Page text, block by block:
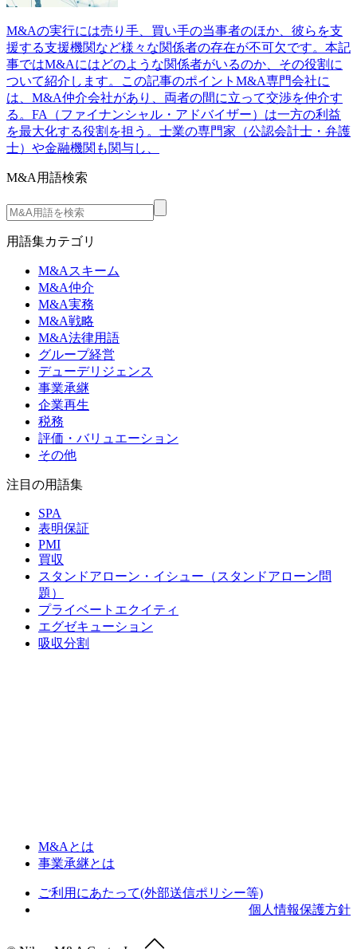
M&Aの実行には売り手、買い手の当事者のほか、彼らを支
援する支援機関など様々な関係者の存在が不可欠です。本記
事ではM&Aにはどのような関係者がいるのか、その役割に
ついて紹介します。この記事のポイントM&A専門会社に
は、M&A仲介会社があり、両者の間に立って交渉を仲介す
る。FA（ファイナンシャル・アドバイザー）は一方の利益
を最大化する役割を担う。士業の専門家（公認会計士・弁護
士）や金融機関も関与し、
M&A用語検索
用語集カテゴリ
M&Aスキーム
M&A仲介
M&A実務
M&A戦略
M&A法律用語
グループ経営
デューデリジェンス
事業承継
企業再生
税務
評価・バリュエーション
その他
注目の用語集
SPA
表明保証
PMI
買収
スタンドアローン・イシュー（スタンドアローン問
題）
プライベートエクイティ
エグゼキューション
吸収分割
M&Aとは
事業承継とは
ご利用にあたって(外部送信ポリシー等)
個人情報保護方針